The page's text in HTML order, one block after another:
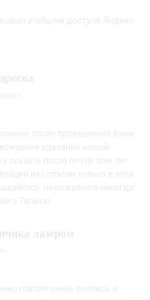
в общем доступе Яндекс
после проведенной Вами
удаленно нашей
сказать после почти трех лет
нас спасли только в этой
не пожалеете никогда!
Тагила!
лазером
говоря очень боялись и